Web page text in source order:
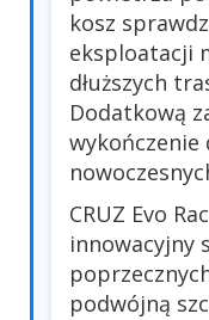
kosz
eksploatacji
dłuższych
Dodatkową
wykończenie
CRUZ Evo
innowacyjny
podwójną